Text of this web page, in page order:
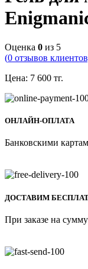
Оценка 0 из 5
(0 отзывов
Цена: 7 600 тг.
ОНЛАЙН-ОПЛАТА
Банковскими
ДОСТАВИМ
При заказе на